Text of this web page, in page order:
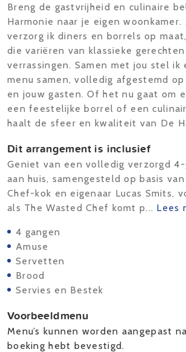
Breng de gastvrijheid en culinaire
Harmonie naar je eigen woonkamer.
verzorg ik diners en borrels op maat,
die variëren van klassieke
verrassingen. Samen met jou stel ik
menu samen, volledig afgestemd
en jouw gasten. Of het nu gaat om
een feestelijke borrel of een
haalt de sfeer en kwaliteit van De
Dit arrangement is inclusief
Geniet van een volledig verzorgd
aan huis, samengesteld op basis
Chef-kok en eigenaar Lucas Smits,
als The Wasted Chef komt p... Lees
4 gangen
Amuse
Servetten
Brood
Servies en Bestek
Voorbeeldmenu
Menu’s kunnen worden aangepast
boeking hebt bevestigd.